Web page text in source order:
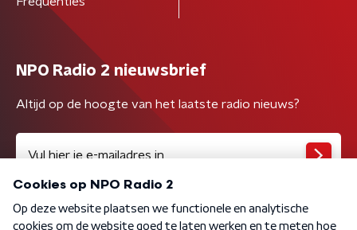
NPO Radio 2 nieuwsbrief
Altijd op de hoogte van het laatste radio nieuws?